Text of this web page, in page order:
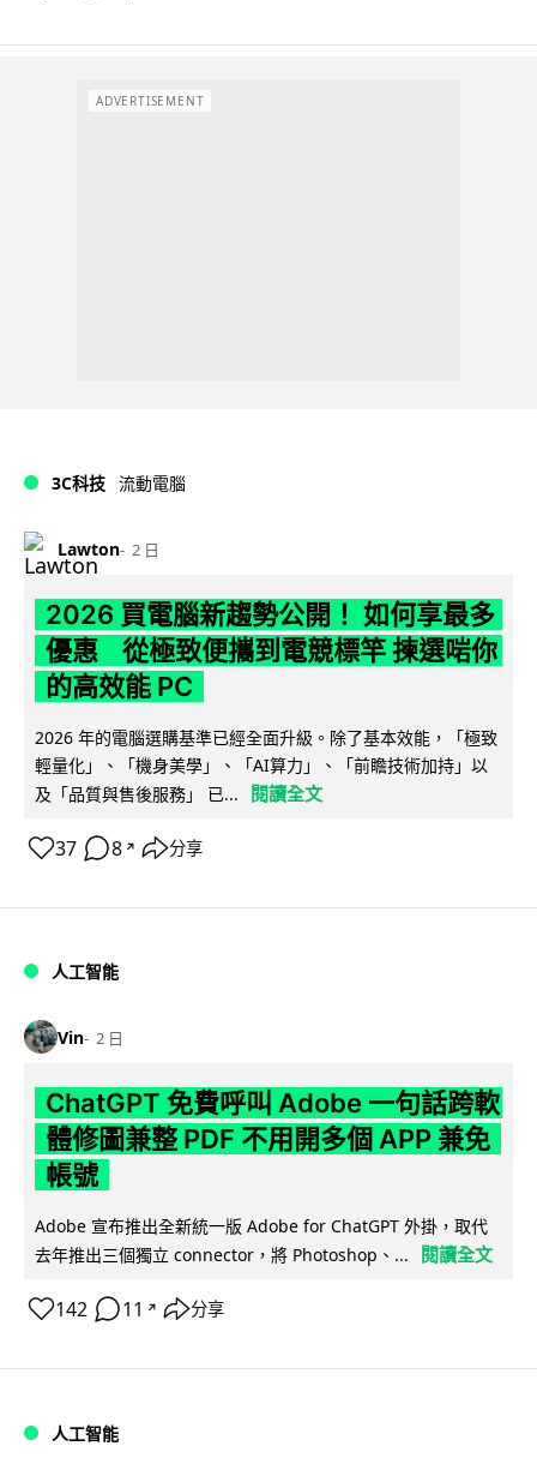
ADVERTISEMENT
3C科技 流動電腦
Lawton 2 日
2026 買電腦新趨勢公開！ 如何享最多
優惠 從極致便攜到電競標竿 揀選啱你
的高效能 PC
2026 年的電腦選購基準已經全面升級。除了基本效能，「極致
輕量化」、「機身美學」、「AI算力」、「前瞻技術加持」以
及「品質與售後服務」 已...
閱讀全文
37 8 ↗ 分享
人工智能
Vin 2 日
ChatGPT 免費呼叫 Adobe 一句話跨軟
體修圖兼整 PDF 不用開多個 APP 兼免
帳號
Adobe 宣布推出全新統一版 Adobe for ChatGPT 外掛，取代
去年推出三個獨立 connector，將 Photoshop、...
閱讀全文
142 11 ↗ 分享
人工智能